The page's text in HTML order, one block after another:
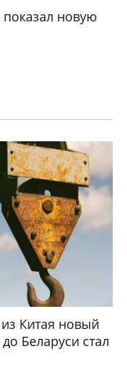
показал новую
Китая новый
Беларуси стал